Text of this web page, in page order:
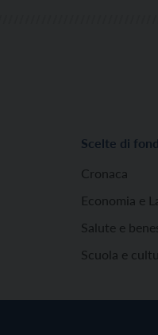
Scelte di
Cronaca
Economia e
Salute e
Scuola e